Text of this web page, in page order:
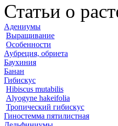
Статьи о
Адениумы
Выращивание
Особенности
Аубреция, обриета
Баухиния
Банан
Гибискус
Hibiscus mutabilis
Alyogyne hakeifolia
Тропический гибискус
Гиностемма пятилистная